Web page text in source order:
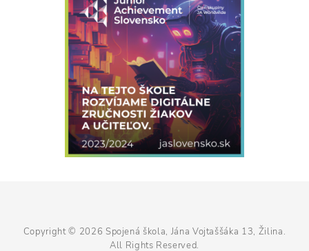
Copyright © 2026 Spojená škola, Jána Vojtaššáka 13, Žilina.
All Rights Reserved.